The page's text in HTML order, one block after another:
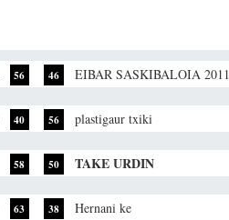
56 46 EIBAR SASKIBALOIA 2011
40 56 plastigaur txiki
58 50 TAKE URDIN
63 38 Hernani ke